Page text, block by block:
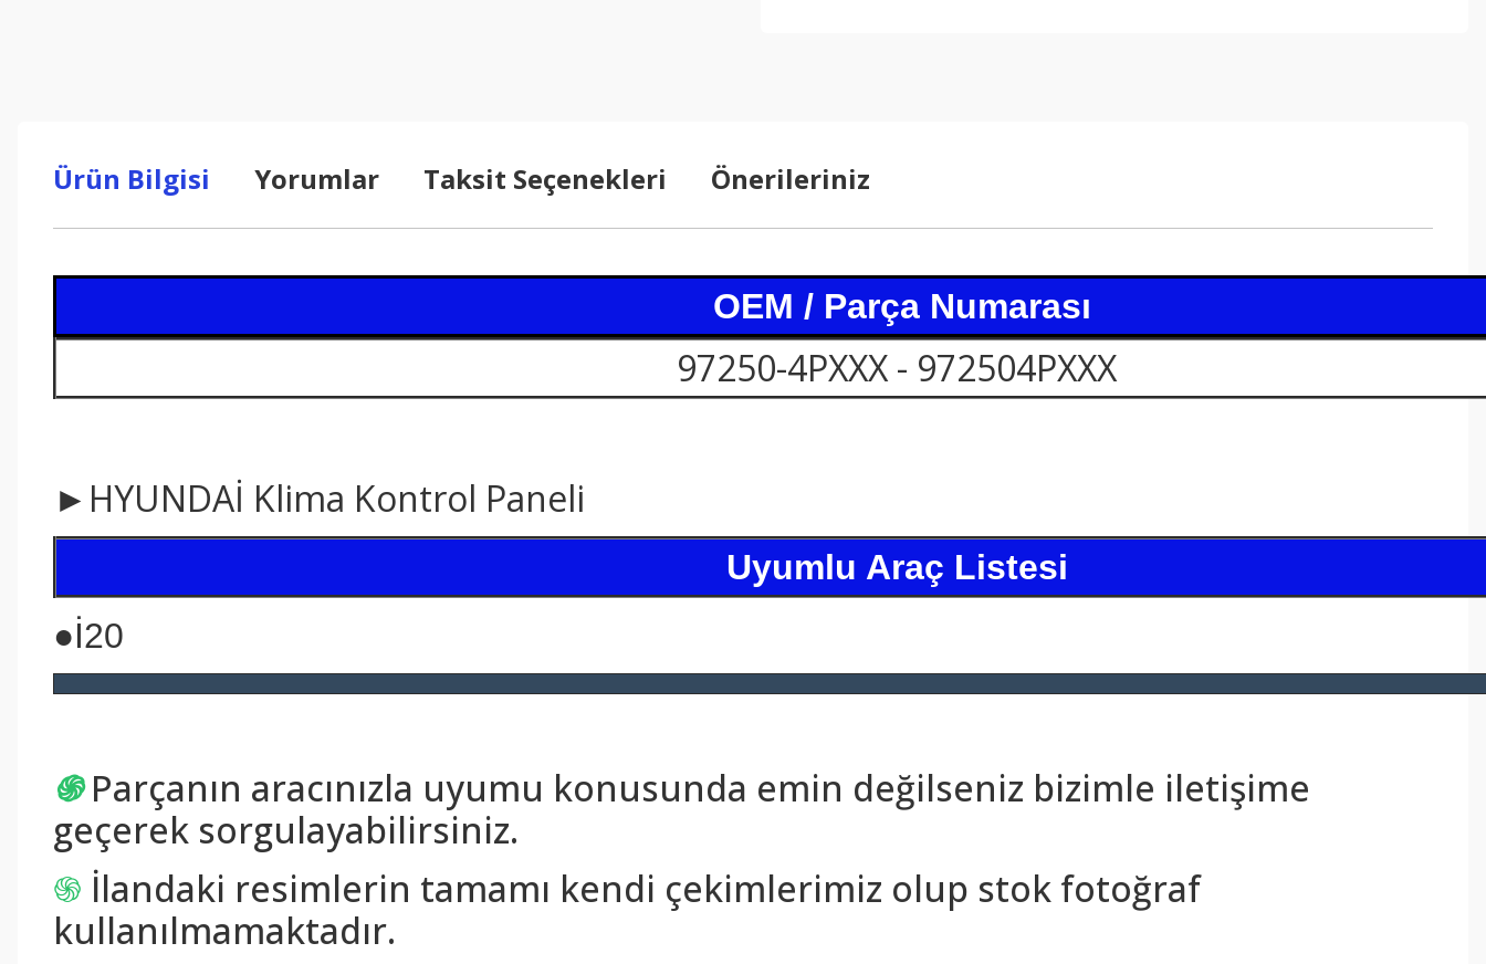
Ürün Bilgisi Yorumlar Taksit Seçenekleri Önerileriniz
OEM / Parça Numarası
97250-4PXXX - 972504PXXX
►HYUNDAİ Klima Kontrol Paneli
Uyumlu Araç Listesi
●İ20
֍ Parçanın aracınızla uyumu konusunda emin değilseniz bizimle iletişime
geçerek sorgulayabilirsiniz.
֍ İlandaki resimlerin tamamı kendi çekimlerimiz olup stok fotoğraf
kullanılmamaktadır.